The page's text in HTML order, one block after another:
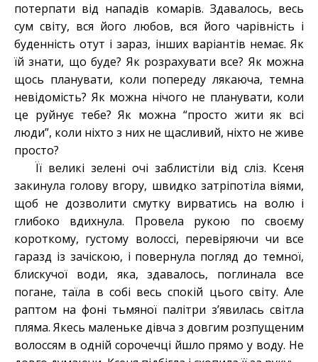
потерпати від нападів комарів. Здавалось, весь
сум світу, вся його любов, вся його чарівність і
буденність отут і зараз, інших варіантів немає. Як
їй знати, що буде? Як розрахувати все? Як можна
щось планувати, коли попереду лякаюча, темна
невідомість? Як можна нічого не планувати, коли
це руйнує тебе? Як можна “просто жити як всі
люди”, коли ніхто з них не щасливий, ніхто не живе
просто?
Її великі зелені очі заблистіли від сліз. Ксеня
закинула голову вгору, швидко затріпотіла віями,
щоб не дозволити смутку вирватись на волю і
глибоко вдихнула. Провела рукою по своєму
короткому, густому волоссі, перевіряючи чи все
гаразд із зачіскою, і повернула погляд до темної,
блискучої води, яка, здавалось, поглинала все
погане, таїла в собі весь спокій цього світу. Але
раптом на фоні тьмяної палітри з’явилась світла
пляма. Якесь маленьке дівча з довгим розпущеним
волоссям в одній сорочечці йшло прямо у воду. Не